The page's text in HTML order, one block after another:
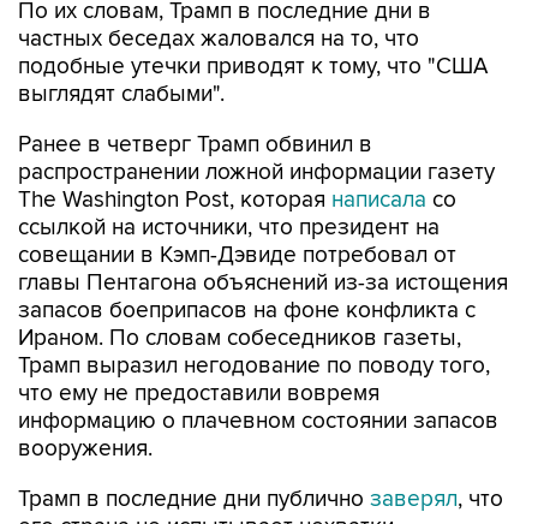
По их словам, Трамп в последние дни в
частных беседах жаловался на то, что
подобные утечки приводят к тому, что "США
выглядят слабыми".
Ранее в четверг Трамп обвинил в
распространении ложной информации газету
The Washington Post, которая написала со
ссылкой на источники, что президент на
совещании в Кэмп-Дэвиде потребовал от
главы Пентагона объяснений из-за истощения
запасов боеприпасов на фоне конфликта с
Ираном. По словам собеседников газеты,
Трамп выразил негодование по поводу того,
что ему не предоставили вовремя
информацию о плачевном состоянии запасов
вооружения.
Трамп в последние дни публично заверял, что